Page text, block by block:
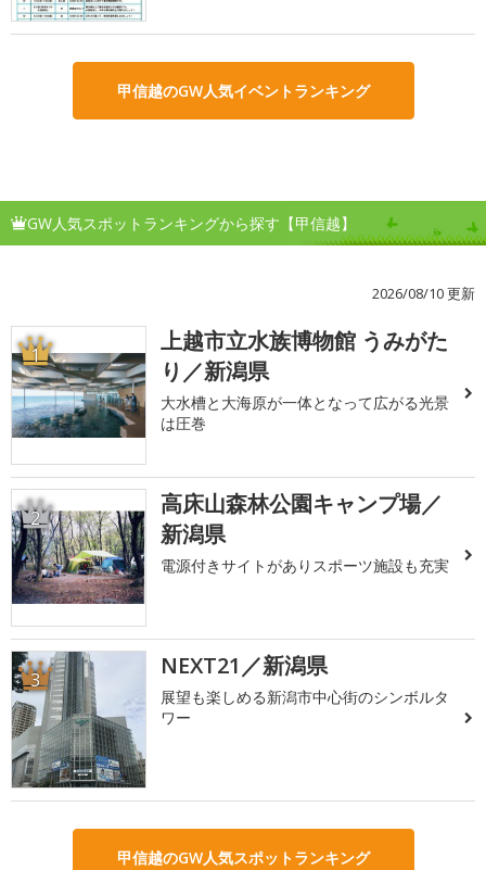
甲信越のGW人気イベントランキング
GW人気スポットランキングから探す【甲信越】
2026/08/10 更新
1
上越市立水族博物館 うみがた
り／新潟県
大水槽と大海原が一体となって広がる光景
は圧巻
2
高床山森林公園キャンプ場／
新潟県
電源付きサイトがありスポーツ施設も充実
3 NEXT21／新潟県
展望も楽しめる新潟市中心街のシンボルタ
ワー
甲信越のGW人気スポットランキング